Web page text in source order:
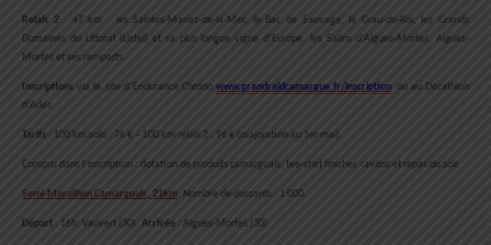
Relais 2: 47 km : les Saintes-Maries-de-la-Mer, le Bac de Sauvage, le Grau-du-Roi, les Grands
Domaines du Littoral (Listel) et sa plus longue vigne d’Europe, les Salins d’Aigues-Mortes, Aigues-
Mortes et ses remparts.
Inscriptionsvia le site d’Endurance Chronowww.grandraidcamargue.fr/inscription ou au Décathlon
d’Arles.
Tarifs : 100 km solo : 76 € – 100 km relais 2 : 96 € (majoration au 1er mai).
Compris dans l’inscription : dotation de produits camarguais, tee-shirt finisher, ravitos et repas du soir.
Semi-Marathon Camarguais, 21km. Nombre de dossards : 1 000.
Départ : 16h, Vauvert (30). Arrivée : Aigues-Mortes (30).